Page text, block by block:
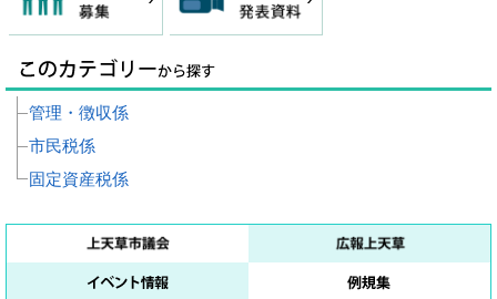
管理・徴収係
市民税係
固定資産税係